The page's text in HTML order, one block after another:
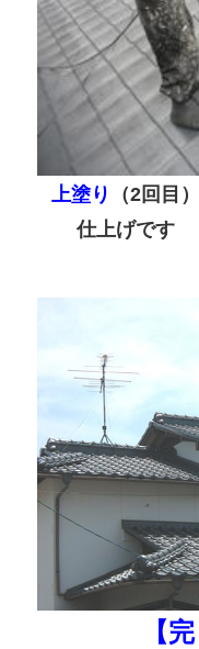
上塗り
（2回目）
仕上げです
【